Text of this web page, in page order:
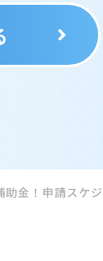
金！申請スケ